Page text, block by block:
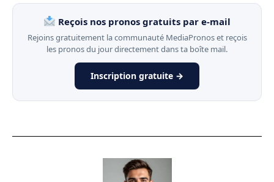
Reçois nos pronos gratuits par e-mail
Rejoins gratuitement la communauté MediaPronos et reçois
les pronos du jour directement dans ta boîte mail.
Inscription gratuite →